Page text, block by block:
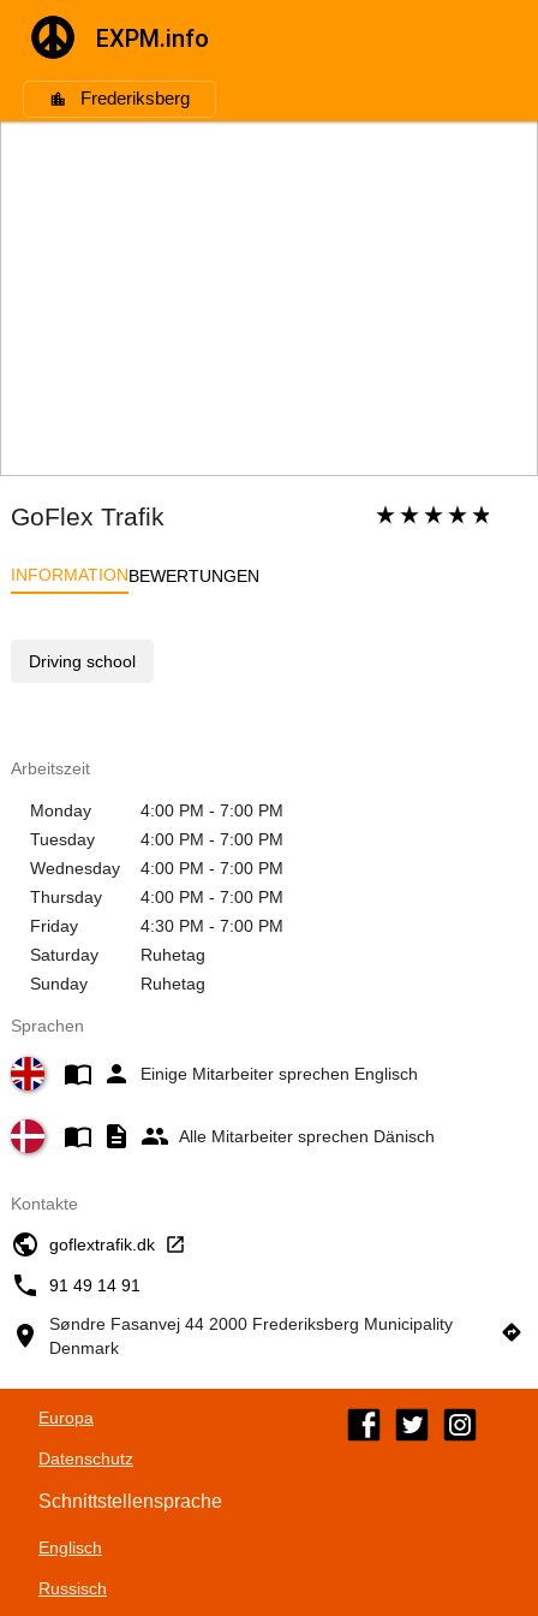
EXPM.info
Frederiksberg
GoFlex Trafik
INFORMATIONBEWERTUNGEN
Driving school
Arbeitszeit
Monday
4:00 PM - 7:00 PM
Tuesday
4:00 PM - 7:00 PM
Wednesday
4:00 PM - 7:00 PM
Thursday
4:00 PM - 7:00 PM
Friday
4:30 PM - 7:00 PM
Saturday
Ruhetag
Sunday
Ruhetag
Sprachen
Einige Mitarbeiter sprechen Englisch
Alle Mitarbeiter sprechen Dänisch
Kontakte
goflextrafik.dk
91 49 14 91
Søndre Fasanvej 44 2000 Frederiksberg Municipality
Denmark
Europa
Datenschutz
Schnittstellensprache
Englisch
Russisch